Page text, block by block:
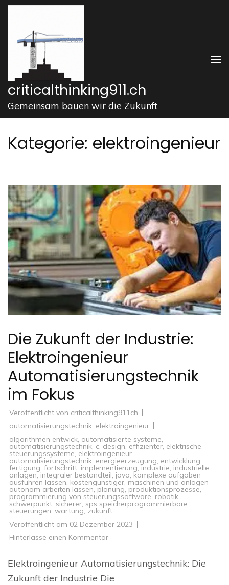
Zum
springen
drücken)
criticalthinking911.ch
Gemeinsam bauen wir die Zukunft
Kategorie: elektroingenieur
Die Zukunft der Industrie:
Elektroingenieur
Automatisierungstechnik
im Fokus
Veröffentlicht von criticalthinking911ch
automatisierungstechnik, elektroingenieur
algorithmen entwick, automatisierte systeme,
automatisierungstechnik, c, design, effizienter, elektrische
steuerungssysteme, elektroingenieur
automatisierungstechnik, energieerzeugung, entwicklung,
fertigung, fortschritt, implementierung,industrie, industrielle
anlagen,integraler bestandteil, java, komplexe aufgaben
ausführen lassen, kostengünstiger, maschinen und anlagen
autonom arbeiten lassen,planung, produktionsprozesse,
programmierung von steuerungssoftware, robotik,
schwerpunkt, sicherer, sps speicherprogrammierbare
steuerungen, wartung, zukunft
Veröffentlicht am 02 Dezember 2023
Hinterlasse einen Kommentarzu
der
Industrie:
Automatisierungstechnik
Elektroingenieur Automatisierungstechnik: Die
Zukunft der Industrie Die